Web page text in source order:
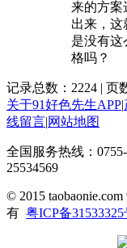
来的方案
出来
是没有这
格吗？
记录总数：2224 | 页数
关于91好色先生APP|
线留言|网站地图
全国服务热线：
25534569
© 2015
有 粤ICP备31533325